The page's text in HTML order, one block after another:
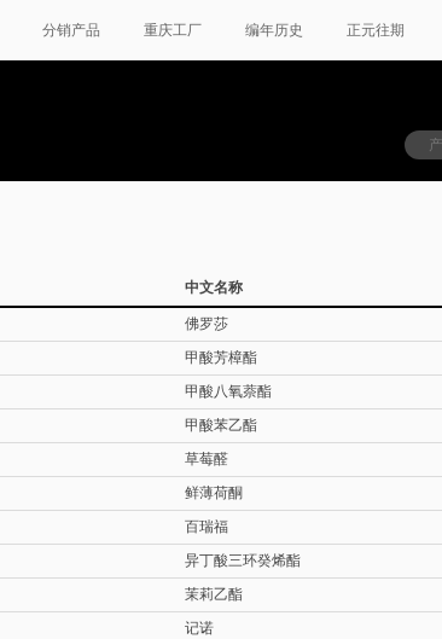
分销产品 重庆工厂 编年历史 正元往期
中文名称
佛罗莎
甲酸芳樟酯
甲酸八氧萘酯
甲酸苯乙酯
草莓醛
鲜薄荷酮
百瑞福
异丁酸三环癸烯酯
茉莉乙酯
记诺